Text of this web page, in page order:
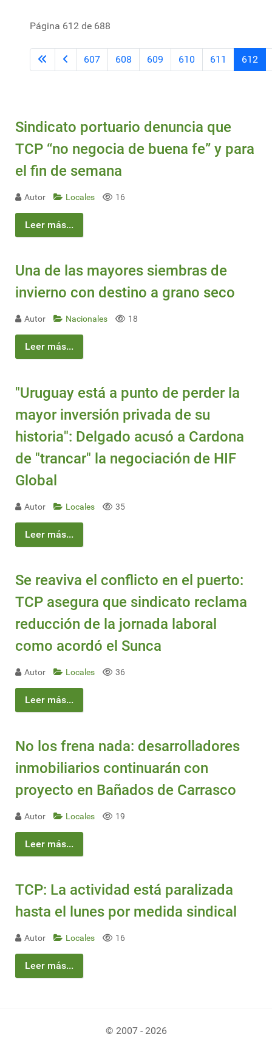
Página 612 de 688
607 608 609 610 611 612
Sindicato portuario denuncia que
TCP “no negocia de buena fe” y para
el fin de semana
Autor Locales 16
Leer más...
Una de las mayores siembras de
invierno con destino a grano seco
Autor Nacionales 18
Leer más...
"Uruguay está a punto de perder la
mayor inversión privada de su
historia": Delgado acusó a Cardona
de "trancar" la negociación de HIF
Global
Autor Locales 35
Leer más...
Se reaviva el conflicto en el puerto:
TCP asegura que sindicato reclama
reducción de la jornada laboral
como acordó el Sunca
Autor Locales 36
Leer más...
No los frena nada: desarrolladores
inmobiliarios continuarán con
proyecto en Bañados de Carrasco
Autor Locales 19
Leer más...
TCP: La actividad está paralizada
hasta el lunes por medida sindical
Autor Locales 16
Leer más...
© 2007 - 2026